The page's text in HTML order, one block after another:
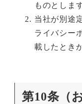
ものとしま
当社が別途
ライバシー
載したとき
第10条（